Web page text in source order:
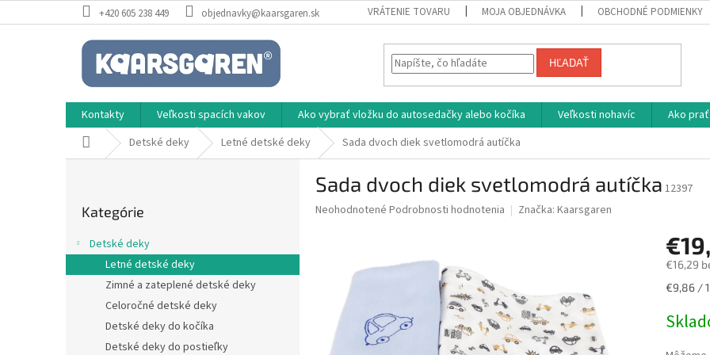
na
+420 605 238 449 objednavky@kaarsgaren.sk VRÁTENIE TOVARU MOJA OBJEDNÁVKA OBCHODNÉ PODMIENKY
HĽADAŤ
Kontakty Veľkosti spacích vakov Ako vybrať vložku do autosedačky alebo kočíka Veľkosti nohavíc Ako
DomovDetské deky Letné detské deky Sada dvoch diek svetlomodrá autíčka
p
a
kategórie
Kategórie
Detské deky
Letné detské deky
Zimné a zateplené detské deky
Celoročné detské deky
Detské deky do kočíka
Detské deky do postieľky
Sada dvoch diek svetlomodrá autíčka 12397
Priemerné
hviezdičiek.
Neohodnotené Podrobnosti hodnotenia Značka: Kaarsgaren
€16,29
€9,86 /